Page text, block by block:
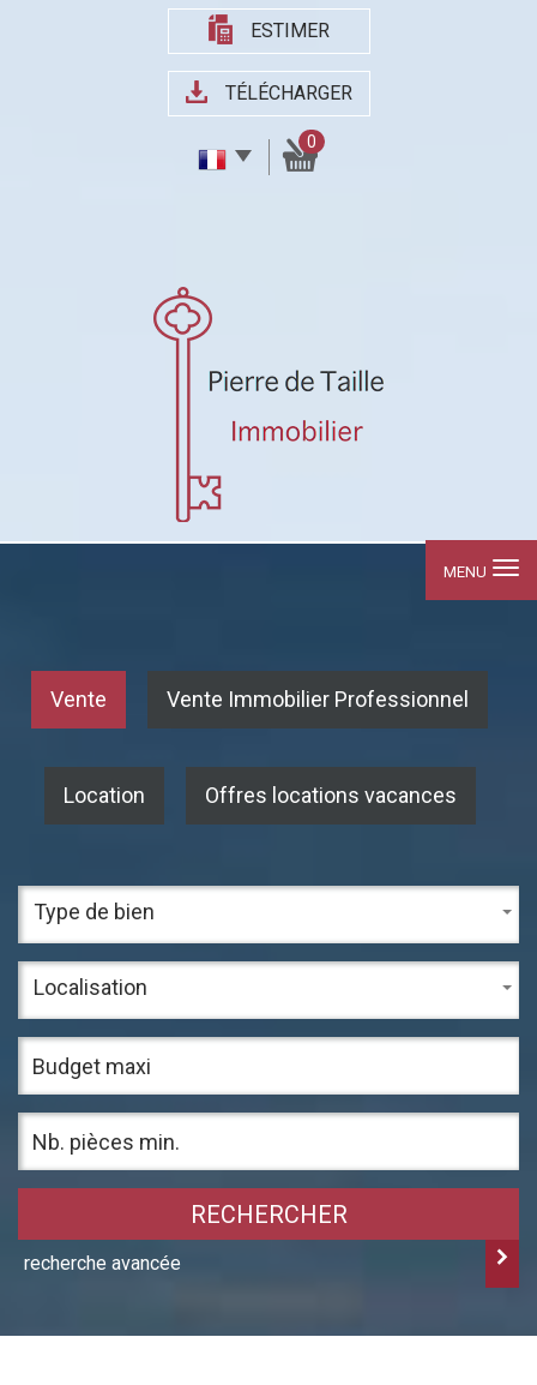
ESTIMER
TÉLÉCHARGER
0
MENU
Vente Vente Immobilier Professionnel
Location Offres locations vacances
Type de bien
Localisation
RECHERCHER
recherche avancée